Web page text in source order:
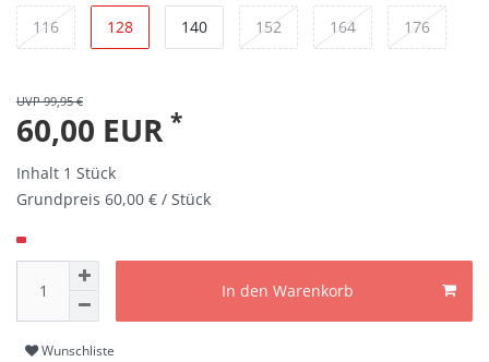
116 128 140 152 164 176
UVP 99,95 €
60,00 EUR *
Inhalt 1 Stück
Grundpreis 60,00 € / Stück
In den Warenkorb
Wunschliste